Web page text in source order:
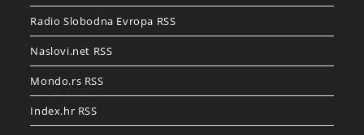
Radio Slobodna Evropa RSS
Naslovi.net RSS
Mondo.rs RSS
Index.hr RSS